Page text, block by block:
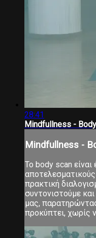
28:41
Mindfullness -
Mindfullness -
Το body scan
πρακτική
συντονιστούμε
μας,
προκύπτει, χωρίς